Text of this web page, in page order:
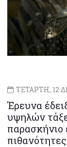
ΤΕΤΑΡΤΗ, 12
Έρευνα
υψηλών
παρασκήνιο